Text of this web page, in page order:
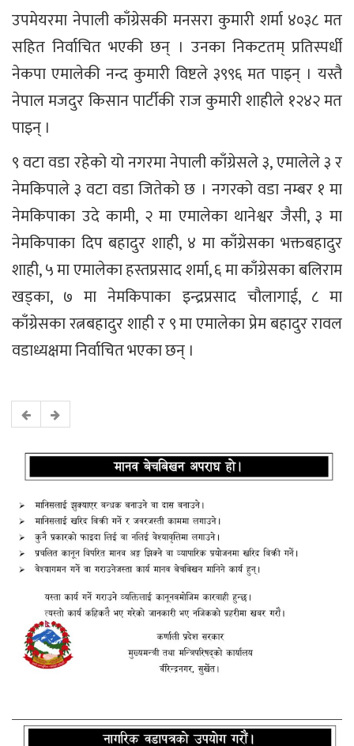
उपमेयरमा नेपाली काँग्रेसकी मनसरा कुमारी शर्मा ४०३८ मत
सहित निर्वाचित भएकी छन् । उनका निकटतम् प्रतिस्पर्धी
नेकपा एमालेकी नन्द कुमारी विष्टले ३९९६ मत पाइन् । यस्तै
नेपाल मजदुर किसान पार्टीकी राज कुमारी शाहीले १२४२ मत
पाइन् ।
९ वटा वडा रहेको यो नगरमा नेपाली काँग्रेसले ३, एमालेले ३ र
नेमकिपाले ३ वटा वडा जितेको छ । नगरको वडा नम्बर १ मा
नेमकिपाका उदे कामी, २ मा एमालेका थानेश्वर जैसी, ३ मा
नेमकिपाका दिप बहादुर शाही, ४ मा काँग्रेसका भक्तबहादुर
शाही, ५ मा एमालेका हस्तप्रसाद शर्मा, ६ मा काँग्रेसका बलिराम
खड्का, ७ मा नेमकिपाका इन्द्रप्रसाद चौलागाई, ८ मा
काँग्रेसका रत्नबहादुर शाही र ९ मा एमालेका प्रेम बहादुर रावल
वडाध्यक्षमा निर्वाचित भएका छन् ।